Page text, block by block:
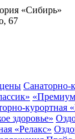
«Сибирь»
67
Санаторно-
курортная
здоровье»
«Релакс»